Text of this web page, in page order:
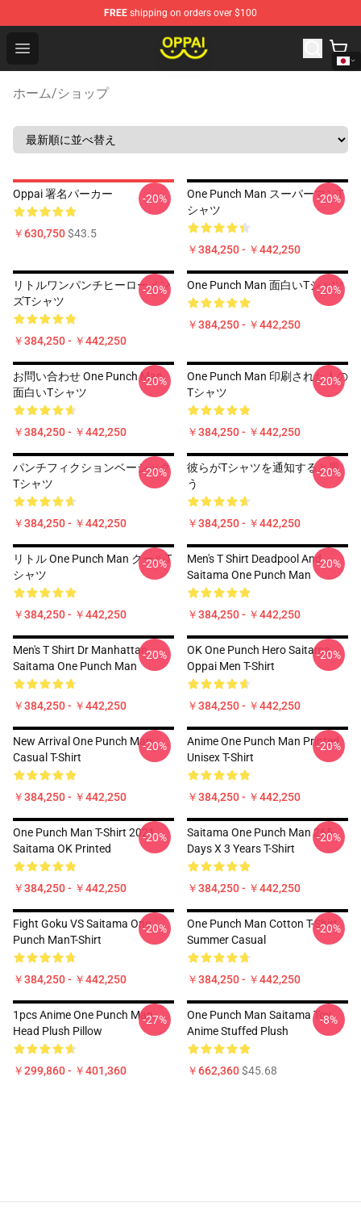
FREE shipping on orders over $100
Open menu
Oppai Store - Official Oppai Merchandise Shop
ホーム/ショップ
Oppai 署名パーカー
￥630,750$43.5
-20%
One Punch Man スーパーマンT
シャツ
￥384,250 - ￥442,250
-20%
リトルワンパンチヒーローメン
ズTシャツ
￥384,250 - ￥442,250
-20% One Punch Man 面白いTシャツ
￥384,250 - ￥442,250
-20%
お問い合わせ One Punch Man
面白いTシャツ
￥384,250 - ￥442,250
-20%
One Punch Man 印刷された人の
Tシャツ
￥384,250 - ￥442,250
-20%
パンチフィクションベーシック
Tシャツ
￥384,250 - ￥442,250
-20%
彼らがTシャツを通知すると思
う
￥384,250 - ￥442,250
-20%
リトル One Punch Man クールT
シャツ
￥384,250 - ￥442,250
-20%
Men's T Shirt Deadpool And
Saitama One Punch Man
￥384,250 - ￥442,250
-20%
Men's T Shirt Dr Manhattan
Saitama One Punch Man
￥384,250 - ￥442,250
-20%
OK One Punch Hero Saitama
Oppai Men T-Shirt
￥384,250 - ￥442,250
-20%
New Arrival One Punch Man
Casual T-Shirt
￥384,250 - ￥442,250
-20%
Anime One Punch Man Printed
Unisex T-Shirt
￥384,250 - ￥442,250
-20%
One Punch Man T-Shirt 2021
Saitama OK Printed
￥384,250 - ￥442,250
-20%
Saitama One Punch Man 265
Days X 3 Years T-Shirt
￥384,250 - ￥442,250
-20%
Fight Goku VS Saitama One
Punch ManT-Shirt
￥384,250 - ￥442,250
-20%
One Punch Man Cotton T-Shirt
Summer Casual
￥384,250 - ￥442,250
-20%
1pcs Anime One Punch Man
Head Plush Pillow
￥299,860 - ￥401,360
-27%
One Punch Man Saitama Toy
Anime Stuffed Plush
￥662,360$45.68
-8%